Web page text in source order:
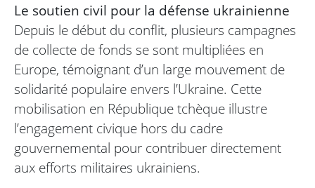
Le soutien civil pour la défense ukrainienne
Depuis le début du conflit, plusieurs campagnes
de collecte de fonds se sont multipliées en
Europe, témoignant d’un large mouvement de
solidarité populaire envers l’Ukraine. Cette
mobilisation en République tchèque illustre
l’engagement civique hors du cadre
gouvernemental pour contribuer directement
aux efforts militaires ukrainiens.